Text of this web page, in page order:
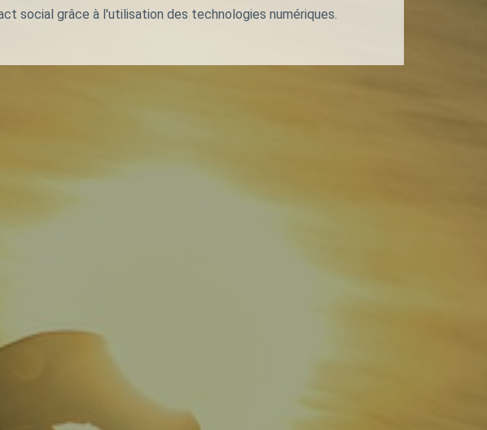
social grâce à l'utilisation des technologies numériques.